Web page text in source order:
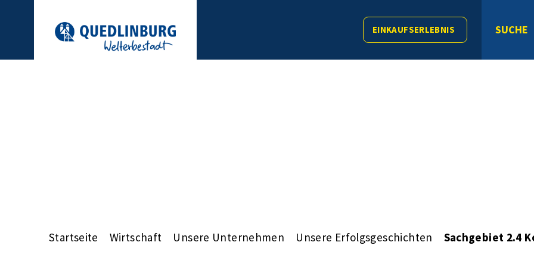
EINKAUFSERLEBNIS SUCHE
Startseite Wirtschaft Unsere Unternehmen Unsere Erfolgsgeschichten Sachgebiet 2.4